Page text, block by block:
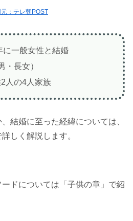
元：テレ朝POST
に一般女性と結婚
・長女）
人の4人家族
結婚に至った経緯については、
しく解説します。
ドについては「子供の章」で紹